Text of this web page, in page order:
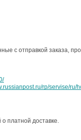
с отправкой заказа,
rp/servise/ru/
о платной доставке.